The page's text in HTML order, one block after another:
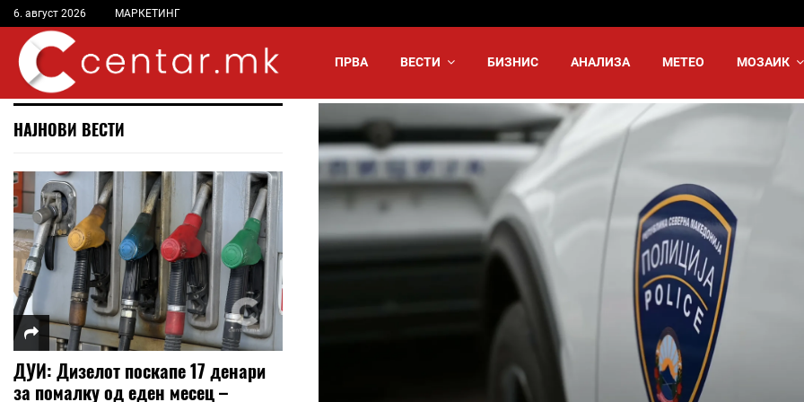
6. август 2026 МАРКЕТИНГ
ПРВА ВЕСТИ БИЗНИС АНАЛИЗА МЕТЕО МОЗАИК
НАЈНОВИ ВЕСТИ
ДУИ: Дизелот поскапе 17 денари
за помалку од еден месец –